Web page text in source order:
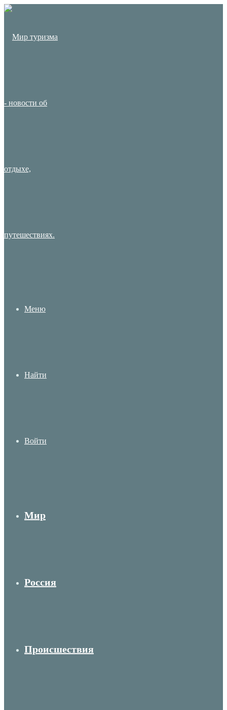
Меню
Найти
Войти
Мир
Россия
Происшествия